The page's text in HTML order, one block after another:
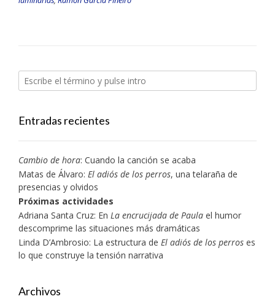
Entradas recientes
Cambio de hora: Cuando la canción se acaba
Matas de Álvaro: El adiós de los perros, una telaraña de
presencias y olvidos
Próximas actividades
Adriana Santa Cruz: En La encrucijada de Paula el humor
descomprime las situaciones más dramáticas
Linda D’Ambrosio: La estructura de El adiós de los perros es
lo que construye la tensión narrativa
Archivos